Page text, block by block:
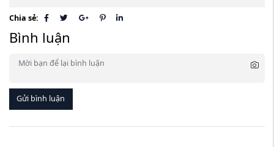
Chia sẻ:
Bình luận
Gửi bình luận